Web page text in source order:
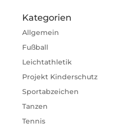
Kategorien
Allgemein
Fußball
Leichtathletik
Projekt Kinderschutz
Sportabzeichen
Tanzen
Tennis